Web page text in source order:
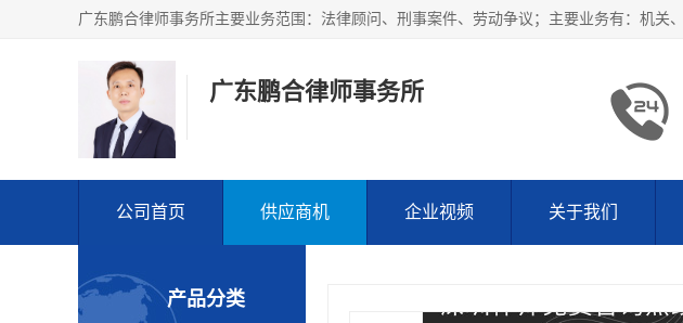
广东鹏合律师事务所
公司首页 供应商机 企业视频 关于我们
产品分类